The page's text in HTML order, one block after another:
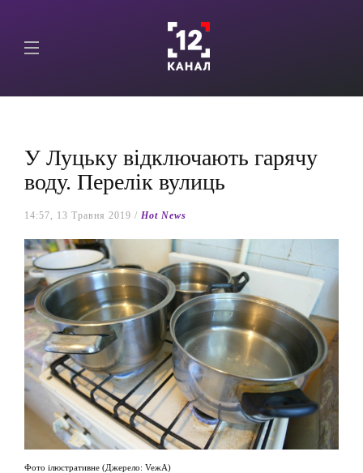
У Луцьку відключають гарячу
воду. Перелік вулиць
14:57, 13 Травня 2019 / Hot News
Фото ілюстративне (Джерело: VeжА)